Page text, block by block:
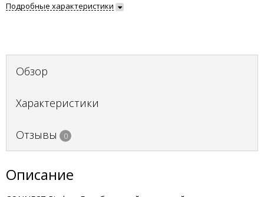
Подробные характеристики
Обзор
Характеристики
Отзывы 0
Описание